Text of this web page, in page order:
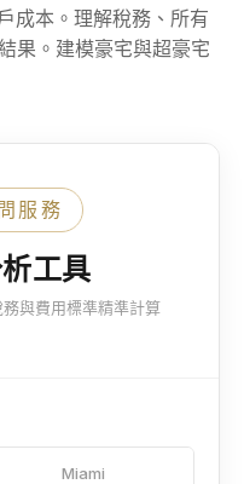
成本。理解稅務、所有
果。建模豪宅與超豪宅
服務
工具
與費用標準精準計算
Miami